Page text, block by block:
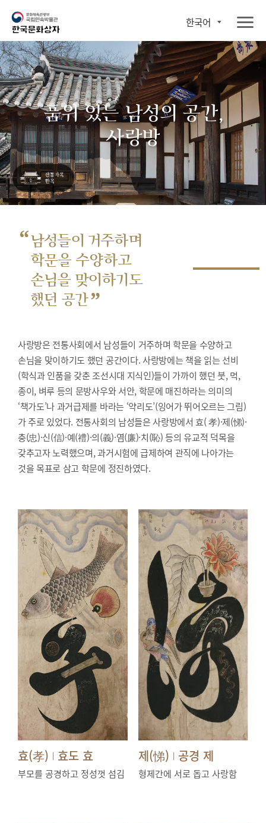
한국어
품위 있는 남성의 공간,
사랑방
“남성들이 거주하며
학문을 수양하고
손님을 맞이하기도
했던 공간”
사랑방은 전통사회에서 남성들이 거주하며 학문을 수양하고
손님을 맞이하기도 했던 공간이다. 사랑방에는 책을 읽는 선비
(학식과 인품을 갖춘 조선시대 지식인)들이 가까이 했던 붓, 먹,
종이, 벼루 등의 문방사우와 서안, 학문에 매진하라는 의미의
‘책가도’나 과거급제를 바라는 ‘약리도’(잉어가 뛰어오르는 그림)
가 주로 있었다. 전통사회의 남성들은 사랑방에서 효( 孝)·제(悌)·
충(忠)·신(信)·예(禮)·의(義)·염(廉)·치(恥) 등의 유교적 덕목을
갖추고자 노력했으며, 과거시험에 급제하여 관직에 나아가는
것을 목표로 삼고 학문에 정진하였다.
효(孝) | 효도 효
부모를 공경하고 정성껏 섬김
제(悌) | 공경 제
형제간에 서로 돕고 사랑함